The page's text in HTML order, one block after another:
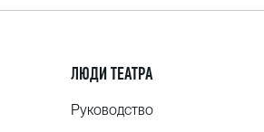
ЛЮДИ ТЕАТРА
Руководство